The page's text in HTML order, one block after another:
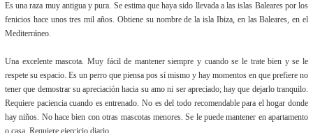
Es una raza muy antigua y pura. Se estima que haya sido llevada a las islas Baleares por los
fenicios hace unos tres mil años. Obtiene su nombre de la isla Ibiza, en las Baleares, en el
Mediterráneo.
Una excelente mascota. Muy fácil de mantener siempre y cuando se le trate bien y se le
respete su espacio. Es un perro que piensa pos sí mismo y hay momentos en que prefiere no
tener que demostrar su apreciación hacia su amo ni ser apreciado; hay que dejarlo tranquilo.
Requiere paciencia cuando es entrenado. No es del todo recomendable para el hogar donde
hay niños. No hace bien con otras mascotas menores. Se le puede mantener en apartamento
o casa. Requiere ejercicio diario